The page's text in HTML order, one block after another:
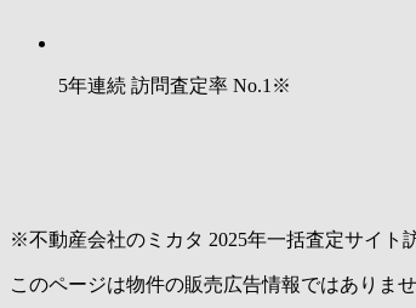
5年連続 訪問査定率 No.1 ※
※不動産会社のミカタ 2025年一括査定サイト
このページは物件の販売広告情報ではありま